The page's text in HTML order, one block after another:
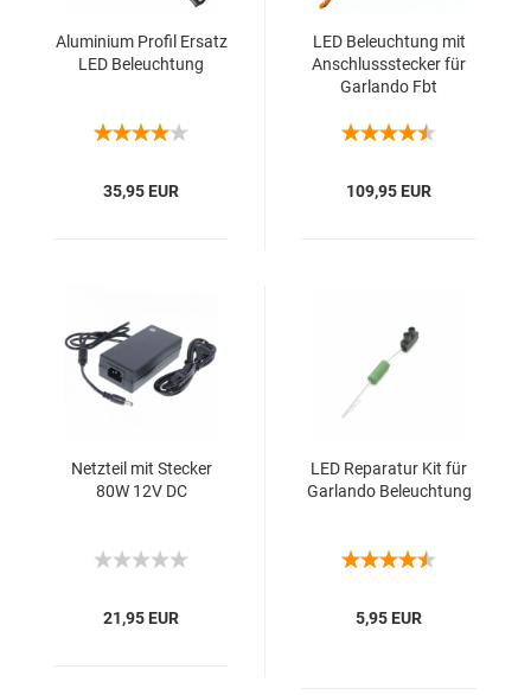
Alu­mi­ni­um Pro­fil Er­satz
LED Be­leuch­tung
35,95 EUR
LED Be­leuch­tung mit
An­schluss­ste­cker für
Gar­lan­do Fbt
109,95 EUR
Netz­teil mit Ste­cker
80W 12V DC
21,95 EUR
LED Re­pa­ra­tur Kit für
Gar­lan­do Be­leuch­tung
5,95 EUR